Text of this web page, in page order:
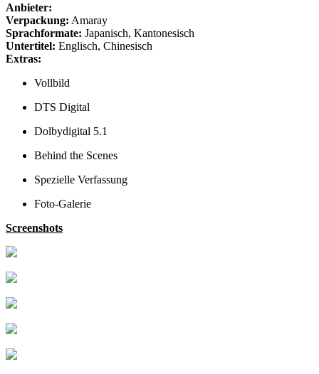
Anbieter:
Verpackung: Amaray
Sprachformate: Japanisch, Kantonesisch
Untertitel: Englisch, Chinesisch
Extras:
Vollbild
DTS Digital
Dolbydigital 5.1
Behind the Scenes
Spezielle Verfassung
Foto-Galerie
Screenshots